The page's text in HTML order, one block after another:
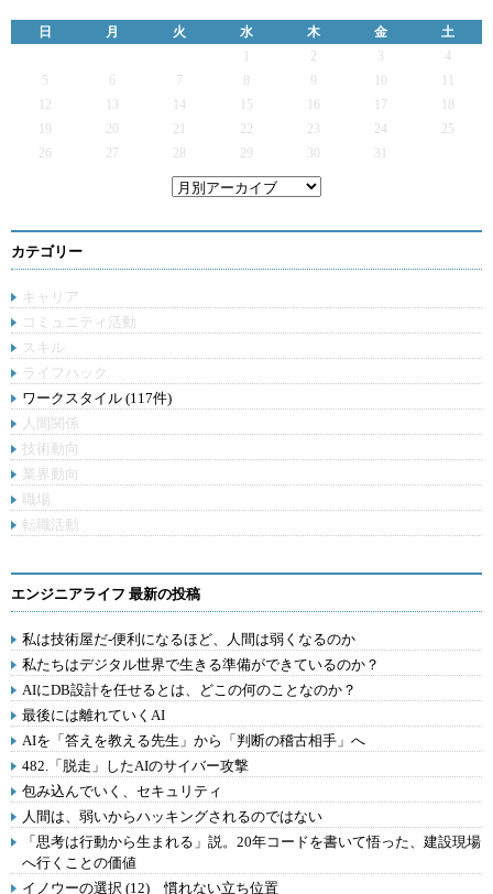
日 月 火 水 木 金
土
2 3
4
5
6 7 9
12
13 14 15 16 17
19
20 21 22 23 24
25
26
27 28 29 30 31
カテゴリー
キャリア
コミュニティ活動
スキル
ライフハック
ワークスタイル (117件)
人間関係
技術動向
業界動向
職場
転職活動
エンジニアライフ 最新の投稿
私は技術屋だ-便利になるほど、人間は弱くなるのか
私たちはデジタル世界で生きる準備ができているのか？
AIにDB設計を任せるとは、どこの何のことなのか？
最後には離れていくAI
AIを「答えを教える先生」から「判断の稽古相手」へ
482.「脱走」したAIのサイバー攻撃
包み込んでいく、セキュリティ
人間は、弱いからハッキングされるのではない
「思考は行動から生まれる」説。20年コードを書いて悟った、建設現場
へ行くことの価値
イノウーの選択 (12) 慣れない立ち位置